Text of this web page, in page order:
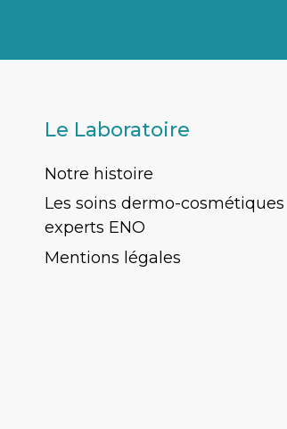
Le Laboratoire
Notre histoire
Les soins dermo-cosmétiques
experts ENO
Mentions légales